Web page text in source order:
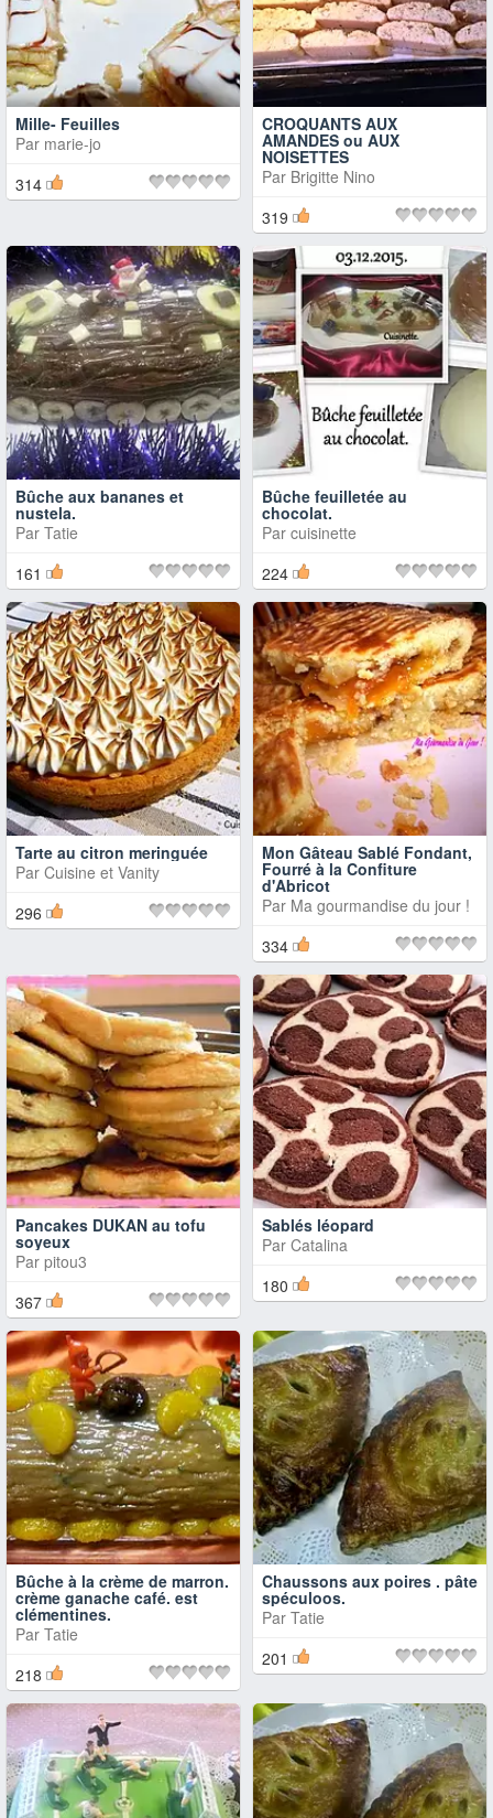
Mille- Feuilles
Par marie-jo
314
CROQUANTS AUX
AMANDES ou AUX
NOISETTES
Par Brigitte Nino
319
Bûche aux bananes et
nustela.
Par Tatie
161
Bûche feuilletée au
chocolat.
Par cuisinette
224
Tarte au citron meringuée
Par Cuisine et Vanity
296
Mon Gâteau Sablé Fondant,
Fourré à la Confiture
d'Abricot
Par Ma gourmandise du jour !
334
Pancakes DUKAN au tofu
soyeux
Par pitou3
367
Sablés léopard
Par Catalina
180
Bûche à la crème de marron.
crème ganache café. est
clémentines.
Par Tatie
218
Chaussons aux poires . pâte
spéculoos.
Par Tatie
201